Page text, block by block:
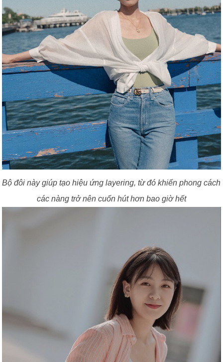
Bộ đôi này giúp tạo hiệu ứng layering, từ đó khiến phong cách
các nàng trở nên cuốn hút hơn bao giờ hết